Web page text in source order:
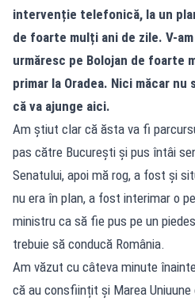
intervenție telefonică, la un
de foarte mulți ani de zile. V-
urmăresc pe Bolojan de foarte
primar la Oradea. Nici măcar
că va ajunge aici.
Am știut clar că ăsta va fi
pas către București și pus întâi
Senatului, apoi mă rog, a fost și
nu era în plan, a fost interimar o
ministru ca să fie pus pe un
trebuie să conducă România.
Am văzut cu câteva minute
că au consființit și Marea